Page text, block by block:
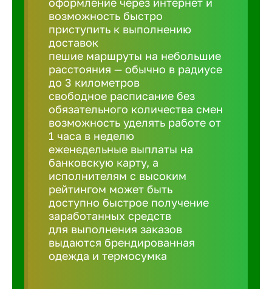
Белгород
возможность быстро
приступить к выполнению
доставок
пешие маршруты на небольшие
расстояния — обычно в радиусе
до 3 километров
свободное расписание без
обязательного количества смен
возможность уделять работе от
1 часа в неделю
еженедельные выплаты на
банковскую карту, а
исполнителям с высоким
рейтингом может быть
доступно быстрое получение
заработанных средств
для выполнения заказов
выдаются брендированная
одежда и термосумка